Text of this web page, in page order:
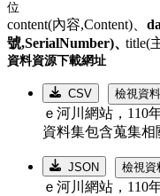
位
content(內容,Content)、
號,SerialNumber)、title(
資料資源下載網址
CSV 檢視資料
ｅ河川網站，110
資料集包含蒐集相
JSON 檢視資
ｅ河川網站，110